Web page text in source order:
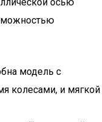
модель с
колесами, и мягкой